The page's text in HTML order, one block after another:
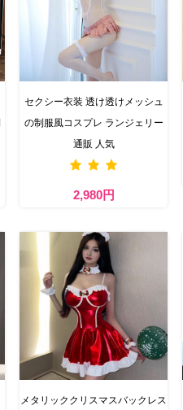
セクシー衣装 透け透けメッシュ
の制服風コスプレ ランジェリー
通販 人気
2,980円
メタリッククリスマスバックレス